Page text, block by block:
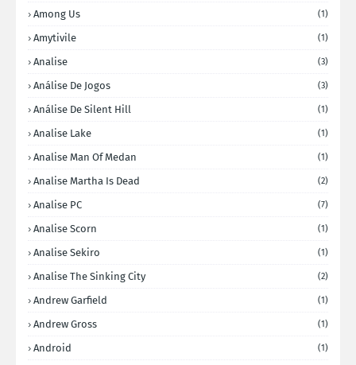
Among Us (1)
Amytivile (1)
Analise (3)
Análise De Jogos (3)
Análise De Silent Hill (1)
Analise Lake (1)
Analise Man Of Medan (1)
Analise Martha Is Dead (2)
Analise PC (7)
Analise Scorn (1)
Analise Sekiro (1)
Analise The Sinking City (2)
Andrew Garfield (1)
Andrew Gross (1)
Android (1)